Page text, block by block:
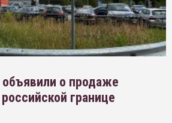
о продаже
границе